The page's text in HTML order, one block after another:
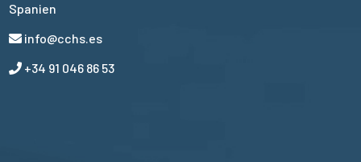
Spanien
info@cchs.es
+34 91 046 86 53